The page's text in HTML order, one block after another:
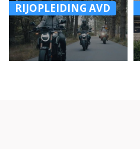
RIJOPLEIDING AVD